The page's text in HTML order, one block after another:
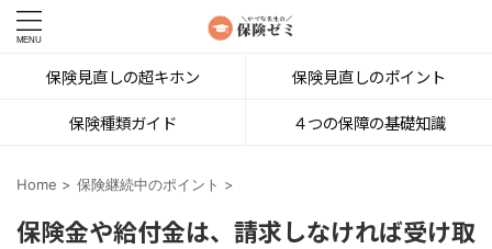
保険見直しの超キホン
保険見直しのポイント
保険種類ガイド
４つの保障の基礎知識
Home > 保険継続中のポイント >
保険金や給付金は、請求しなければ受け取